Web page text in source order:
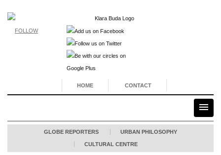
FOLLOW
HOME CONTACT
GLOBE REPORTERS URBAN PHILOSOPHY
CULTURAL CENTRE